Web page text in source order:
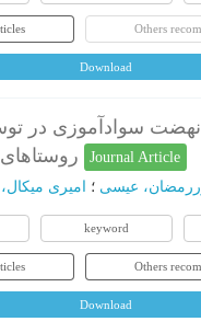
Others
Download
سوادآموزی در
Journal Article
عیسی ؛ امیری
keyword
Others
Download